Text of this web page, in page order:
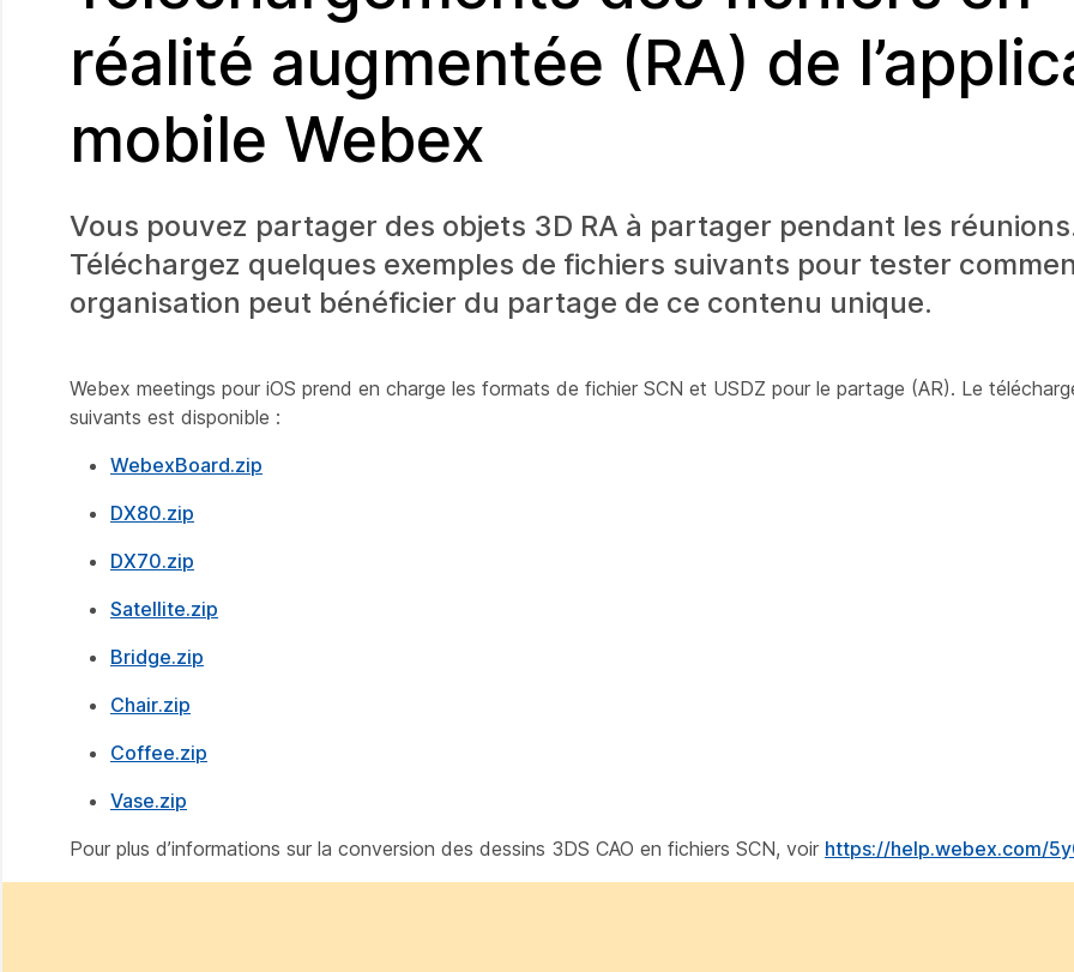
réalité augmentée (RA) de
mobile Webex
Vous pouvez partager des objets 3D RA à partager pendant les
Téléchargez quelques exemples de fichiers suivants pour tester
organisation peut bénéficier du partage de ce contenu unique.
Webex meetings pour iOS prend en charge les formats de fichier SCN et USDZ pour le partage (AR). Le
suivants est disponible :
WebexBoard.zip
DX80.zip
DX70.zip
Satellite.zip
Bridge.zip
Chair.zip
Coffee.zip
Vase.zip
Pour plus d’informations sur la conversion des dessins 3DS CAO en fichiers SCN, voir https://help.webex.com/